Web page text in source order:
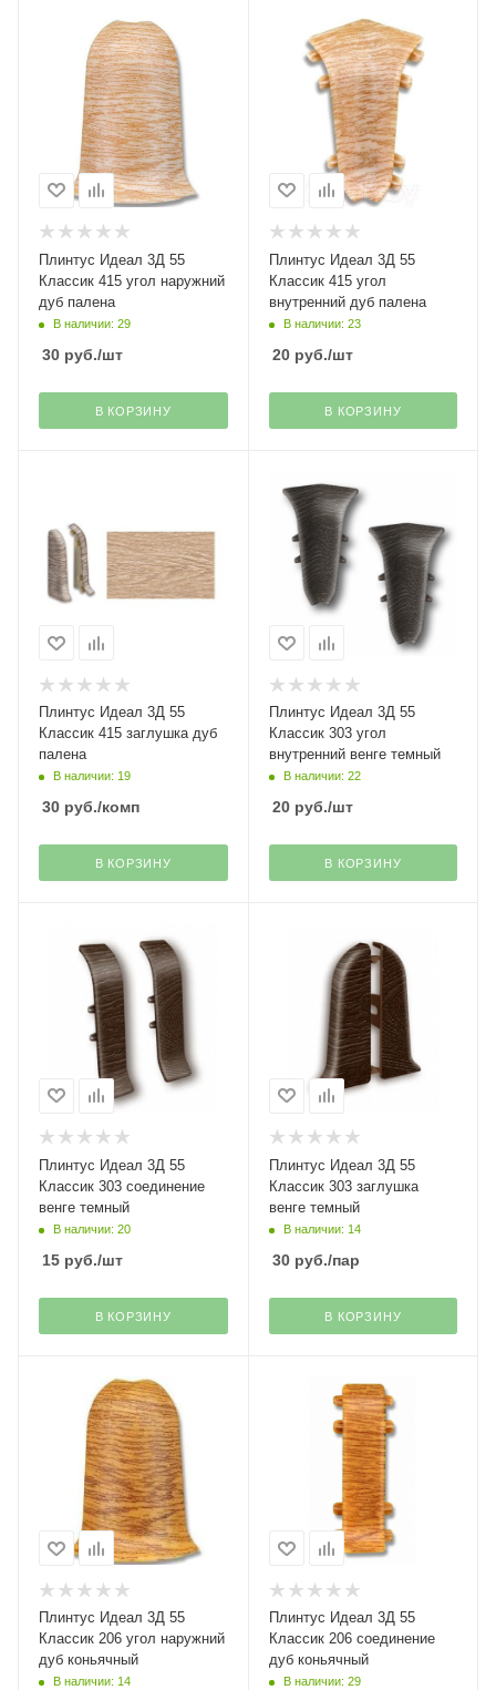
Плинтус Идеал 3Д 55
Классик 415 угол наружний
дуб палена
В наличии: 29
30 руб./шт
В КОРЗИНУ
Плинтус Идеал 3Д 55
Классик 415 угол
внутренний дуб палена
В наличии: 23
20руб./шт
В КОРЗИНУ
Плинтус Идеал 3Д 55
Классик 415 заглушка дуб
палена
В наличии: 19
30 руб./комп
В КОРЗИНУ
Плинтус Идеал 3Д 55
Классик 303 угол
внутренний венге темный
В наличии: 22
20руб./шт
В КОРЗИНУ
Плинтус Идеал 3Д 55
Классик 303 соединение
венге темный
В наличии: 20
15 руб./шт
В КОРЗИНУ
Плинтус Идеал 3Д 55
Классик 303 заглушка
венге темный
В наличии: 14
30руб./пар
В КОРЗИНУ
Плинтус Идеал 3Д 55
Классик 206 угол наружний
дуб коньячный
В наличии: 14
Плинтус Идеал 3Д 55
Классик 206 соединение
дуб коньячный
В наличии: 29